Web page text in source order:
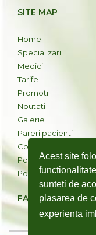
Acest site
sunteti de
plasarea de
experienta
SITE MAP
Home
Specializari
Medici
Tarife
Promotii
Noutati
Galerie
Pareri pacienti
Contact
Politica cookies
Politica de
FACEBOOK